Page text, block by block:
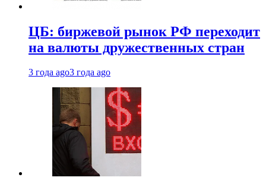
ЦБ: биржевой рынок РФ переходит
на валюты дружественных стран
3 года ago3 года ago